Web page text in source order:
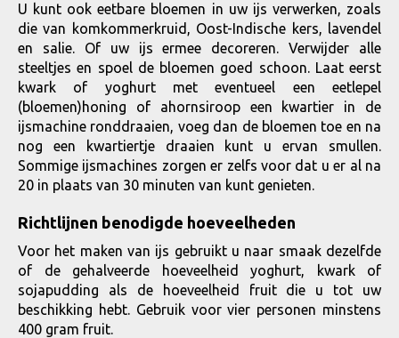
U kunt ook eetbare bloemen in uw ijs verwerken, zoals
die van komkommerkruid, Oost-Indische kers, lavendel
en salie. Of uw ijs ermee decoreren. Verwijder alle
steeltjes en spoel de bloemen goed schoon. Laat eerst
kwark of yoghurt met eventueel een eetlepel
(bloemen)honing of ahornsiroop een kwartier in de
ijsmachine ronddraaien, voeg dan de bloemen toe en na
nog een kwartiertje draaien kunt u ervan smullen.
Sommige ijsmachines zorgen er zelfs voor dat u er al na
20 in plaats van 30 minuten van kunt genieten.
Richtlijnen benodigde hoeveelheden
Voor het maken van ijs gebruikt u naar smaak dezelfde
of de gehalveerde hoeveelheid yoghurt, kwark of
sojapudding als de hoeveelheid fruit die u tot uw
beschikking hebt. Gebruik voor vier personen minstens
400 gram fruit.